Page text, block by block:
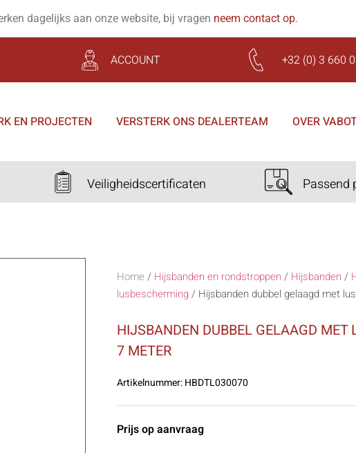
dagelijks aan onze website, bij vragen neem contact op.
ACCOUNT +32 (0) 3 660
EN PROJECTEN VERSTERK ONS DEALERTEAM OVER
Veiligheidscertificaten Passend
Home / Hijsbanden en rondstroppen / Hijsbanden /
lusbescherming / Hijsbanden dubbel gelaagd met
HIJSBANDEN DUBBEL GELAAGD MET
7 METER
Artikelnummer:HBDTL030070
Prijs op aanvraag